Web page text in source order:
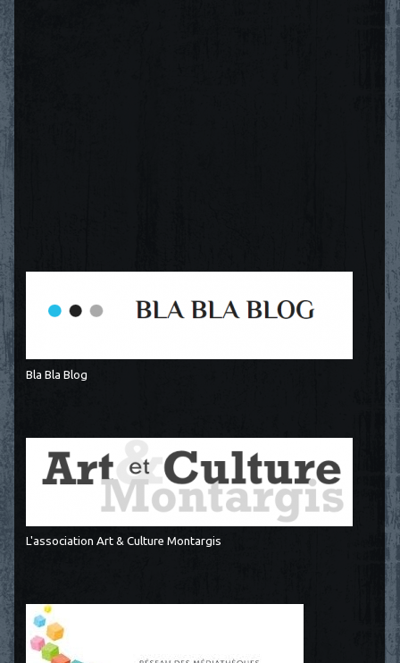
Bla Bla Blog
L'association Art & Culture Montargis